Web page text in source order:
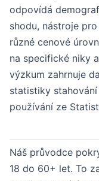
odpovídá
shodu, nástroje
různé cenové
na specifické niky
výzkum zahrnuje
statistiky
používání ze
Náš průvodce
18 do 60+ let. To